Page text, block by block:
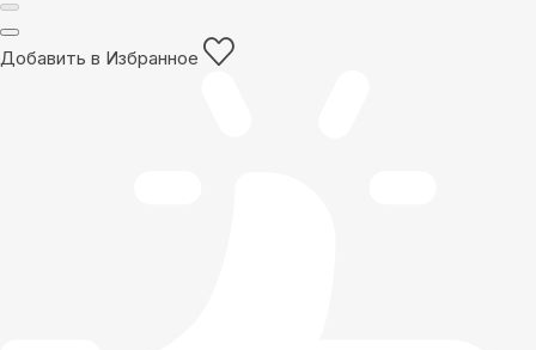
Добавить в Избранное